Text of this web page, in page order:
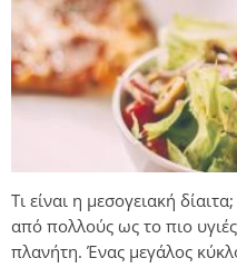
Τι είναι η μεσογειακή
από πολλούς ως το πιο
πλανήτη. Ένας μεγάλος